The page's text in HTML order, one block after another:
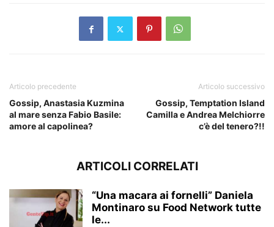
Articolo precedente
Gossip, Anastasia Kuzmina
al mare senza Fabio Basile:
amore al capolinea?
Articolo successivo
Gossip, Temptation Island
Camilla e Andrea Melchiorre
c’è del tenero?!!
ARTICOLI CORRELATI
“Una macara ai fornelli” Daniela
Montinaro su Food Network tutte
le...